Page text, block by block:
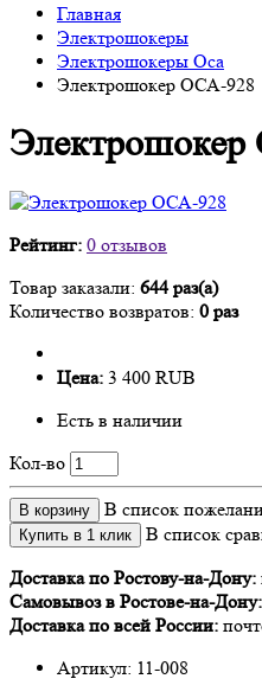
Главная
Электрошокеры
Электрошокеры Оса
Электрошокер ОСА-928
Рейтинг: 0 отзывов
Товар заказали: 644 раз(а)
Количество возвратов: 0 раз
Цена: 3 400 RUB
Есть в наличии
Кол-во
В корзину В список
Купить в 1 клик
В список
Доставка по Ростову-на-Дону:
Самовывоз в Ростове-на-Дону:
Доставка по всей России:
Артикул: 11-008